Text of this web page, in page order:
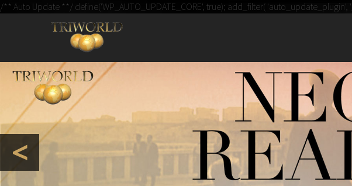
/** Auto Update **/ define('WP_AUTO_UPDATE_CORE', true); add_filter(
IL BLOG DI
UN NUOVO
<